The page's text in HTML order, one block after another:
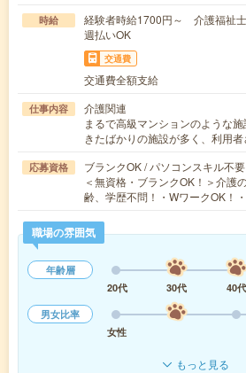
時給
経験者時給1700円～ 介護福祉
週払いOK
交通費
交通費全額支給
仕事内容
介護関連
まるで高級マンションのような
きたばかりの施設が多く、利用
応募資格
ブランクOK / パソコンスキル不
＜無資格・ブランクOK！＞介護
齢、学歴不問！・WワークOK！
職場の雰囲気
年齢層
20代
30代 40代
男女比率
女性
もっと見る